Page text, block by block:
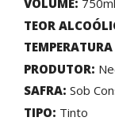
VOLUME: 750ml
TEOR
PRODUTOR:
SAFRA: Sob
TIPO: Tinto